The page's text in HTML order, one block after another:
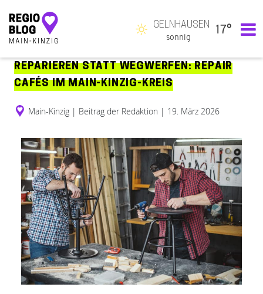
Hauptnavigation
GELNHAUSEN
sonnig
17°
REPARIEREN STATT WEGWERFEN: REPAIR
CAFÉS IM MAIN-KINZIG-KREIS
Main-Kinzig | Beitrag der Redaktion | 19. März 2026